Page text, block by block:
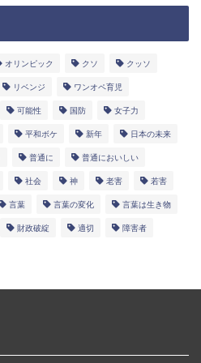
オリンピック クソ クッソ
リベンジ ワンオペ育児
可能性 国防 女子力
平和ボケ 新年 日本の未来
普通に 普通においしい
社会 神 老害 若害
言葉 言葉の変化 言葉は生き物
財政破綻 適切 障害者